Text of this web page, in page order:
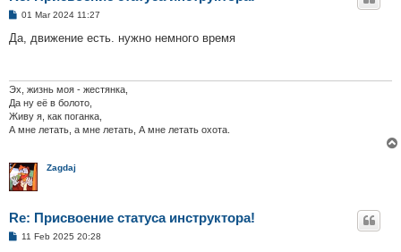
P
s
01 Mar 2024 11:27
Да, движение есть. нужно немного время
Эх, жизнь моя - жестянка,
Да ну её в болото,
Живу я, как поганка,
А мне летать, а мне летать, А мне летать охота.
Zagdaj
Re: Присвоение статуса инструктора!
P11 Feb 2025 20:28